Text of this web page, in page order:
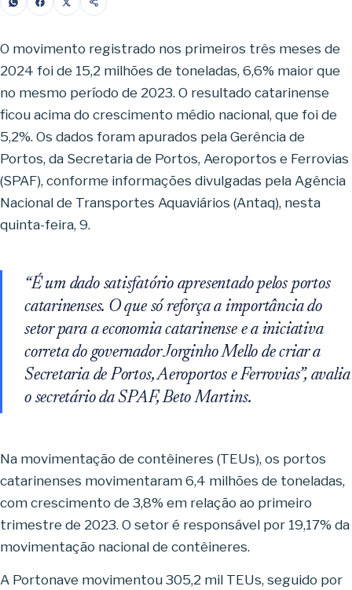
O movimento registrado nos primeiros três meses de
2024 foi de 15,2 milhões de toneladas, 6,6% maior que
no mesmo período de 2023. O resultado catarinense
ficou acima do crescimento médio nacional, que foi de
5,2%. Os dados foram apurados pela Gerência de
Portos, da Secretaria de Portos, Aeroportos e Ferrovias
(SPAF), conforme informações divulgadas pela Agência
Nacional de Transportes Aquaviários (Antaq), nesta
quinta-feira, 9.
“É um dado satisfatório apresentado pelos portos
catarinenses. O que só reforça a importância do
setor para a economia catarinense e a iniciativa
correta do governador Jorginho Mello de criar a
Secretaria de Portos, Aeroportos e Ferrovias”, avalia
o secretário da SPAF, Beto Martins.
Na movimentação de contêineres (TEUs), os portos
catarinenses movimentaram 6,4 milhões de toneladas,
com crescimento de 3,8% em relação ao primeiro
trimestre de 2023. O setor é responsável por 19,17% da
movimentação nacional de contêineres.
A Portonave movimentou 305,2 mil TEUs, seguido por